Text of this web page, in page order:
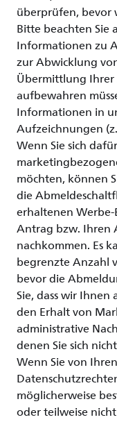
überprüfen, bevor
Bitte beachten Sie
Informationen zu
zur Abwicklung
Übermittlung
aufbewahren
Informationen in
Aufzeichnungen
Wenn Sie sich
möchten, können
die
erhaltenen
Antrag bzw. Ihren
nachkommen. Es
begrenzte Anzahl
bevor die
Sie, dass wir Ihnen
den Erhalt von
administrative
denen Sie sich
Wenn Sie von
möglicherweise
oder teilweise